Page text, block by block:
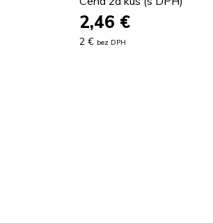
2,46 €
2 € bez DPH